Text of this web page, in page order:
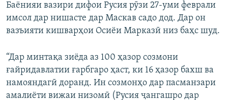
Баёнияи вазири дифои Русия рӯзи 27-уми феврали
имсол дар нишасте дар Маскав садо дод. Дар он
вазъияти кишварҳои Осиёи Марказӣ низ баҳс шуд.
“Дар минтақа зиёда аз 100 ҳазор созмони
ғайридавлатии ғарбгаро ҳаст, ки 16 ҳазор бахш ва
намояндагӣ доранд. Ин созмонҳо дар пасманзари
амалиёти вижаи низомӣ (Русия ҷангашро дар